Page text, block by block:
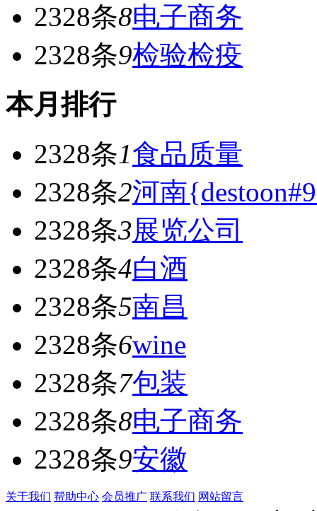
2328条8电子商务
2328条9检验检疫
本月排行
2328条1食品质量
2328条2河南
2328条3展览公司
2328条4白酒
2328条5南昌
2328条6wine
2328条7包装
2328条8电子商务
2328条9安徽
关于我们 帮助中心 会员推广 联系我们 网站留言